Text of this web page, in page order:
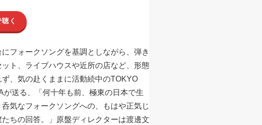
く
フォークソングを基調としながら、弾き
ト、ライブハウスや近所の店など、形態
、気の赴くままに活動続中のTOKYO
が送る、「何十年も前、極東の日本で生
呑気なフォークソングへの、もはや正気じ
たちの回答。」原盤ディレクターは渡邊文